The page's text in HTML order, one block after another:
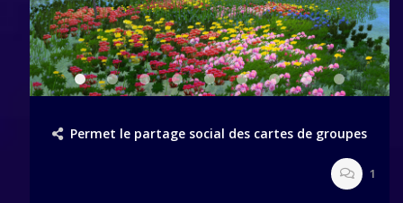
Permet le partage social des cartes de groupes
1